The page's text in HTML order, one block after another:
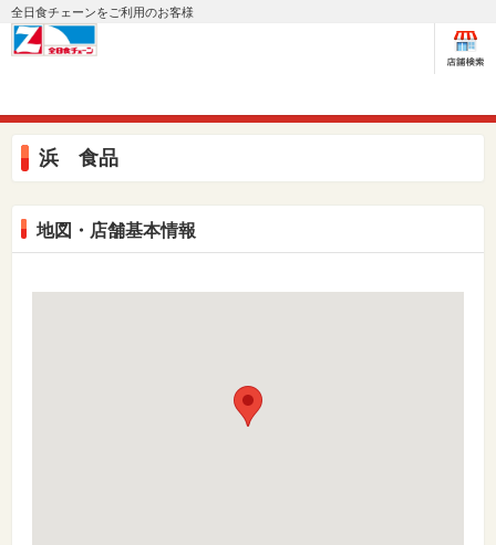
全日食チェーンをご利用のお客様
浜 食品
地図・店舗基本情報